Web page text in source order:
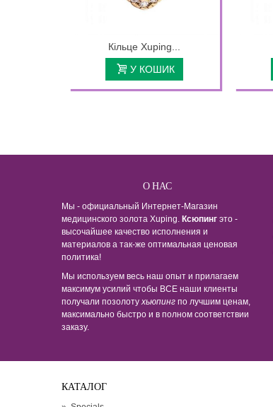
Кільце Xuping...
У КОШИК
О НАС
Мы - официальный Интернет-Магазин
медицинского золота Xuping. Ксюпинг это -
высочайшее качество исполнения и
материалов а так-же оптимальная ценовая
политика!
Мы используем весь наш опыт и прилагаем
максимум усилий чтобы ВСЕ наши клиенты
получали позолотухьюпинг по лучшим ценам,
максимально быстро и в полном соответствии
заказу.
КАТАЛОГ